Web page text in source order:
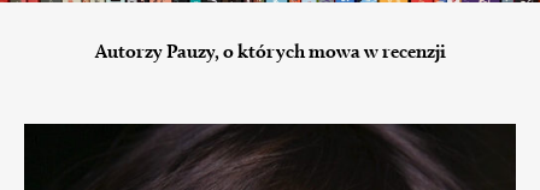
Autorzy Pauzy, o których mowa w recenzji